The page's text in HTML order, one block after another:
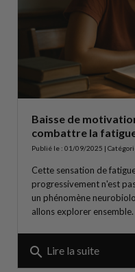
Baisse de
combattre la
Publié le : 01/09/2025 |
Cette sensation de
progressivement n'est
un phénomène
allons explorer ensemble.
search Lire la suite